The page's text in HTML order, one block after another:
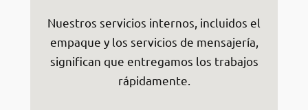
Nuestros servicios internos, incluidos el
empaque y los servicios de mensajería,
significan que entregamos los trabajos
rápidamente.